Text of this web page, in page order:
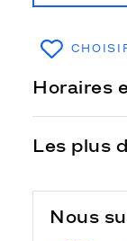
Horaires
Les plus
Nous